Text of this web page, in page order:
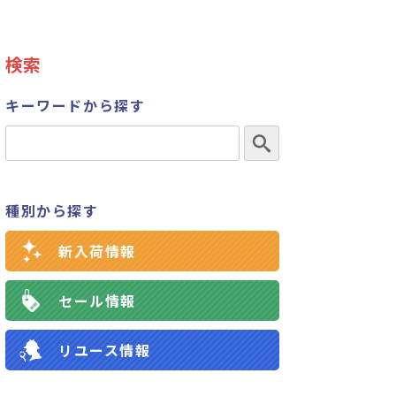
検索
キーワードから探す
種別から探す
新入荷情報
セール情報
リユース情報